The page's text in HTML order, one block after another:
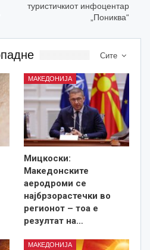
туристичкиот инфоцентар
„Пониква“
Сите
МАКЕДОНИЈА
Мицкоски:
Македонските
аеродроми се
најбрзорастечки во
регионот – тоа е
резултат на…
МАКЕДОНИЈА